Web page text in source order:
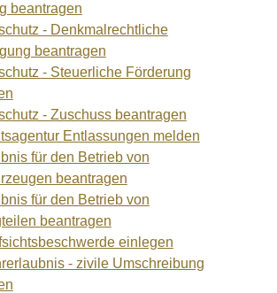
beantragen
- Denkmalrechtliche
beantragen
- Steuerliche Förderung
- Zuschuss beantragen
Entlassungen melden
für den Betrieb von
beantragen
für den Betrieb von
beantragen
einlegen
- zivile Umschreibung